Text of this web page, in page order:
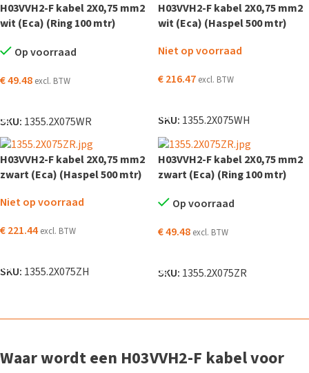
H03VVH2-F kabel 2X0,75 mm2
wit (Eca) (Ring 100 mtr)
Op voorraad
€49.48 excl. BTW
SKU: 1355.2X075WR
H03VVH2-F kabel 2X0,75 mm2
wit (Eca) (Haspel 500 mtr)
Niet op voorraad
€216.47 excl. BTW
SKU: 1355.2X075WH
H03VVH2-F kabel 2X0,75 mm2
zwart (Eca) (Haspel 500 mtr)
Niet op voorraad
€221.44 excl. BTW
SKU: 1355.2X075ZH
H03VVH2-F kabel 2X0,75 mm2
zwart (Eca) (Ring 100 mtr)
Op voorraad
€49.48 excl. BTW
SKU: 1355.2X075ZR
Waar wordt een H03VVH2-F kabel voor